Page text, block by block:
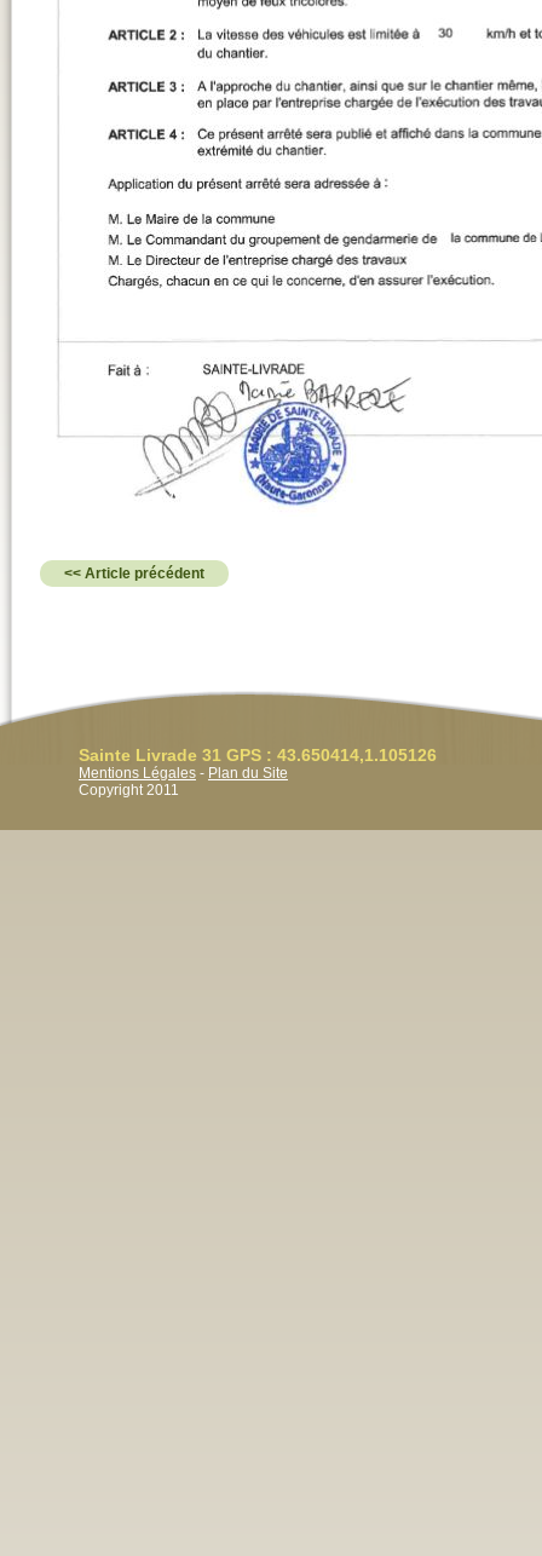
<< Article précédent
Sainte Livrade 31 GPS : 43.650414,1.105126
Mentions Légales - Plan du Site
Copyright 2011